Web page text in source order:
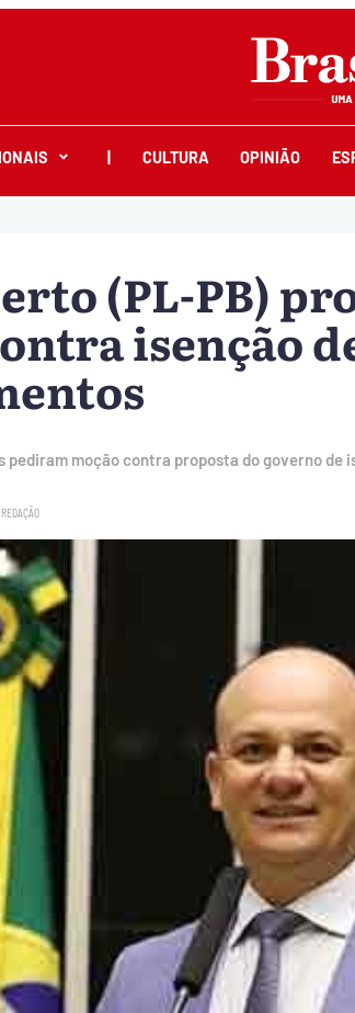
CULTURA OPINIÃO
(PL-PB)
isenção
pediram moção contra proposta do governo de
REDAÇÃO